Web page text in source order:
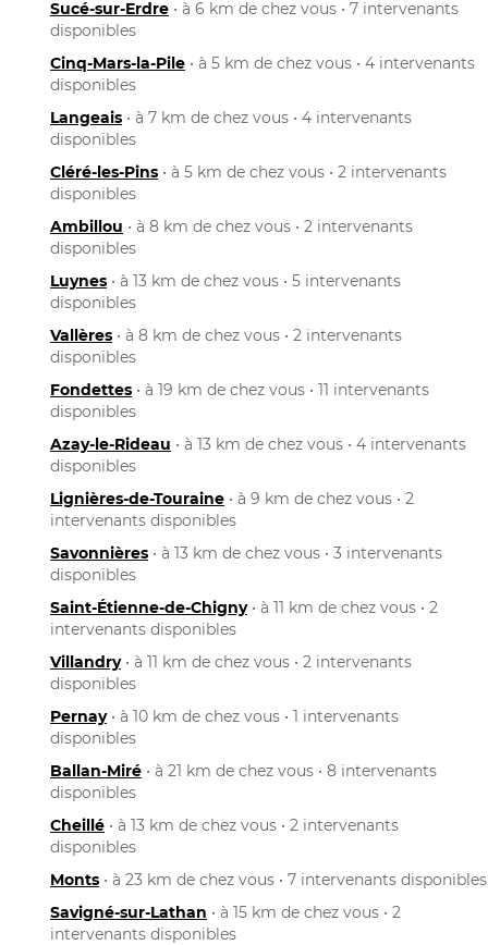
Sucé-sur-Erdre • à 6 km de chez vous • 7 intervenants
disponibles
Cinq-Mars-la-Pile • à 5 km de chez vous • 4 intervenants
disponibles
Langeais • à 7 km de chez vous • 4 intervenants
disponibles
Cléré-les-Pins • à 5 km de chez vous • 2 intervenants
disponibles
Ambillou • à 8 km de chez vous • 2 intervenants
disponibles
Luynes • à 13 km de chez vous • 5 intervenants
disponibles
Vallères • à 8 km de chez vous • 2 intervenants
disponibles
Fondettes • à 19 km de chez vous • 11 intervenants
disponibles
Azay-le-Rideau • à 13 km de chez vous • 4 intervenants
disponibles
Lignières-de-Touraine • à 9 km de chez vous • 2
intervenants disponibles
Savonnières • à 13 km de chez vous • 3 intervenants
disponibles
Saint-Étienne-de-Chigny• à 11 km de chez vous • 2
intervenants disponibles
Villandry• à 11 km de chez vous • 2 intervenants
disponibles
Pernay• à 10 km de chez vous • 1 intervenants
disponibles
Ballan-Miré • à 21 km de chez vous • 8 intervenants
disponibles
Cheillé • à 13 km de chez vous • 2 intervenants
disponibles
Monts • à 23 km de chez vous • 7 intervenants disponibles
Savigné-sur-Lathan • à 15 km de chez vous • 2
intervenants disponibles